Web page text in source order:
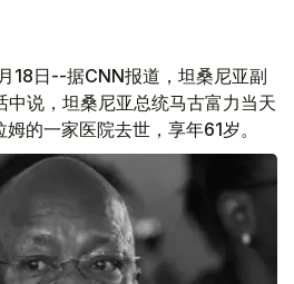
18日--据CNN报道，坦桑尼亚副
中说，坦桑尼亚总统马古富力当天
的一家医院去世，享年61岁。